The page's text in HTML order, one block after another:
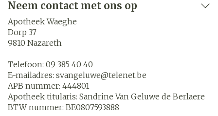
Neem contact met ons op
Apotheek Waeghe
Dorp 37
9810 Nazareth
Telefoon: 09 385 40 40
E-mailadres: svangeluwe@telenet.be
APB nummer: 444801
Apotheek titularis: Sandrine Van Geluwe de Berlaere
BTW nummer: BE0807593888